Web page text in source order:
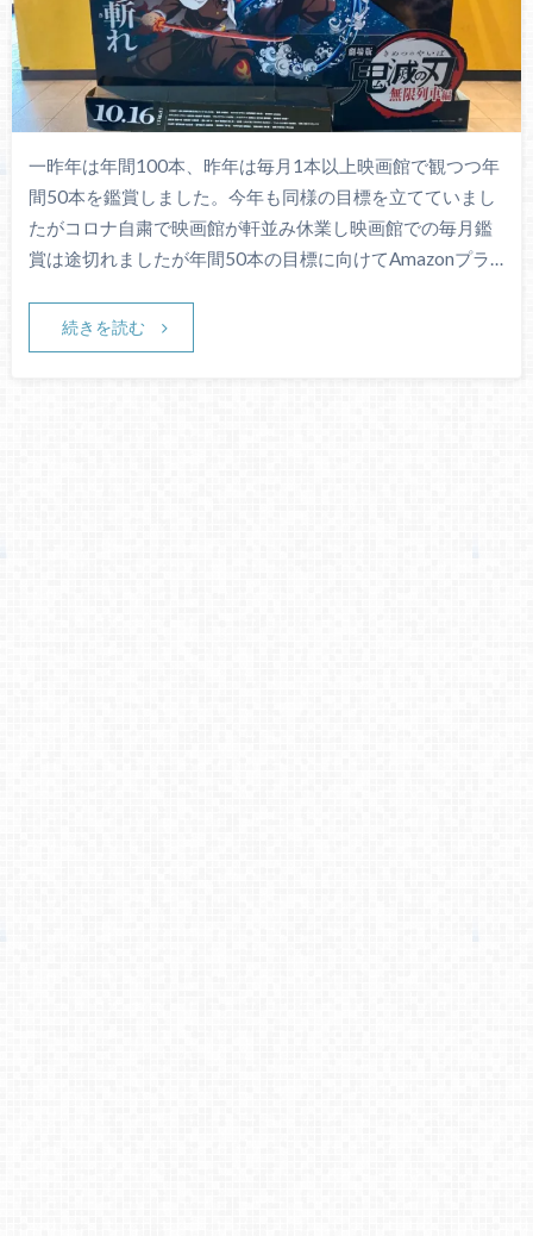
一昨年は年間100本、昨年は毎月1本以上映画館で観つつ年
間50本を鑑賞しました。今年も同様の目標を立てていまし
たがコロナ自粛で映画館が軒並み休業し映画館での毎月鑑
賞は途切れましたが年間50本の目標に向けてAmazonプラ…
続きを読む